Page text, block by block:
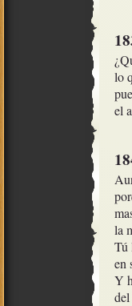
lo
el
la
Tú
en
Y